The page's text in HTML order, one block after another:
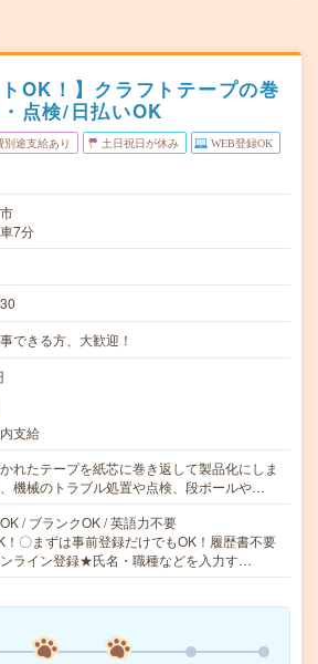
トOK！】クラフトテープの巻
点検/日払いOK
別途支給あり 土日祝日が休み WEB登録OK
7分
できる方、大歓迎！
支給
れたテープを紙芯に巻き返して製品化にしま
機械のトラブル処置や点検、段ボールや…
/ ブランクOK / 英語力不要
〇まずは事前登録だけでもOK！履歴書不要
ライン登録★氏名・職種などを入力す…